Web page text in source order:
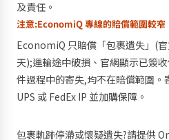
及責任。
注意:EconomiQ 專線的賠償範圍較窄
EconomiQ 只賠償「包裹遺失」(
天);運輸途中破損、官網顯示已簽
件過程中的寄失,均不在賠償範圍
UPS 或 FedEx IP 並加購保障。
包裹軌跡停滯或懷疑遺失?請提供